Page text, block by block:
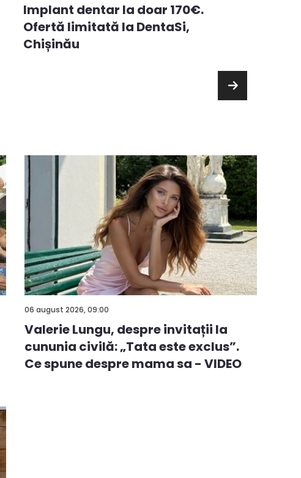
Implant dentar la doar 170€.
Ofertă limitată la DentaSi,
Chișinău
06 august 2026, 09:00
Valerie Lungu, despre invitații la
cununia civilă: „Tata este exclus”.
Ce spune despre mama sa - VIDEO